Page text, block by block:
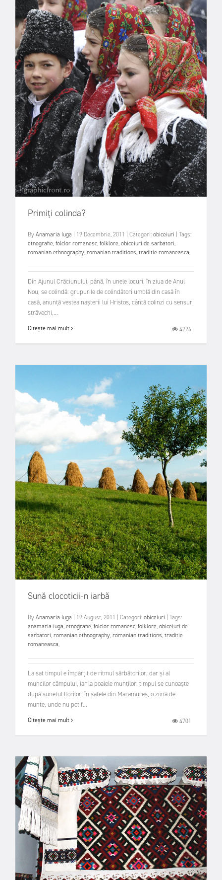
Primiți colinda?
ByAnamaria Iuga 19 Decembrie, 2011 Categori:obiceiuri
Tags:
etnografie,folclor romanesc,folklore,obiceiuri de sarbatori,
romanian ethnography,romanian traditions,traditie romaneasca,
Din Ajunul Crăciunului, până, în unele locuri, în ziua de Anul
Nou, se colindă: grupurile de colindători umblă din casă în
casă, anunță vestea nașterii lui Hristos, cântă colinzi cu sensuri
străvechi,...
4226
Citește mai mult
Sună clocoticii-n iarbă
ByAnamaria Iuga | 19 August, 2011 | Categori:obiceiuri | Tags:
anamaria iuga,etnografie,folclor romanesc,folklore,obiceiuri de
sarbatori,romanian ethnography,romanian traditions,traditie
romaneasca,
La sat timpul e împărțit de ritmul sărbătorilor, dar și al
muncilor câmpului, iar la poalele munților, timpul se cunoaște
după sunetul florilor. în satele din Maramureș, o zonă de
munte, unde nu pot f...
4701
Citește mai mult